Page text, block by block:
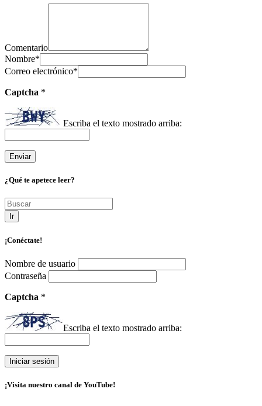
Comentario
Nombre*
Correo electrónico*
Captcha *
Escriba el texto mostrado arriba:
¿Qué te apetece leer?
Ir
¡Conéctate!
Nombre de usuario
Contraseña
Captcha *
Escriba el texto mostrado arriba:
¡Visita nuestro canal de YouTube!